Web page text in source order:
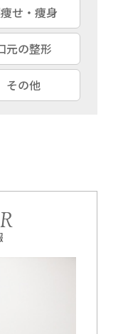
せ・痩身
元の整形
その他